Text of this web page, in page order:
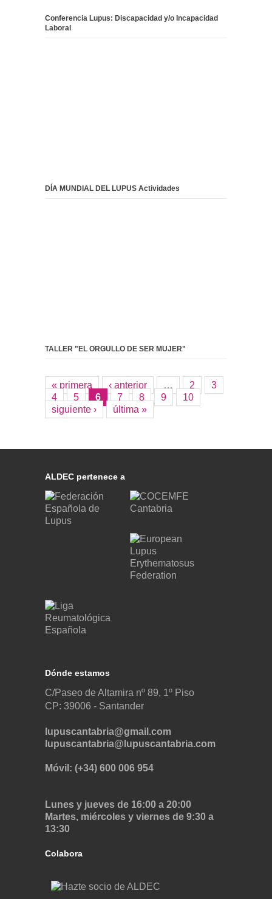
Conferencia Lupus: Discapacidad y/o Incapacidad
Laboral
DÍA MUNDIAL DEL LUPUS Actividades
TALLER "EL ORGULLO DE SER MUJER"
Páginas
« primera ‹ anterior … 2
3
4
5 6 7 8 9
10
siguiente ›
última »
ALDEC pertenece a
Dónde estamos
C/Paseo de Altamira nº 89, 1º Piso
CP: 39006 - Santander
lupuscantabria@gmail.com
lupuscantabria@lupuscantabria.com
Móvil: (+34) 600 006 954
Lunes y jueves de 16:00 a 20:00
Martes, miércoles y viernes de 9:30 a
13:30
Colabora